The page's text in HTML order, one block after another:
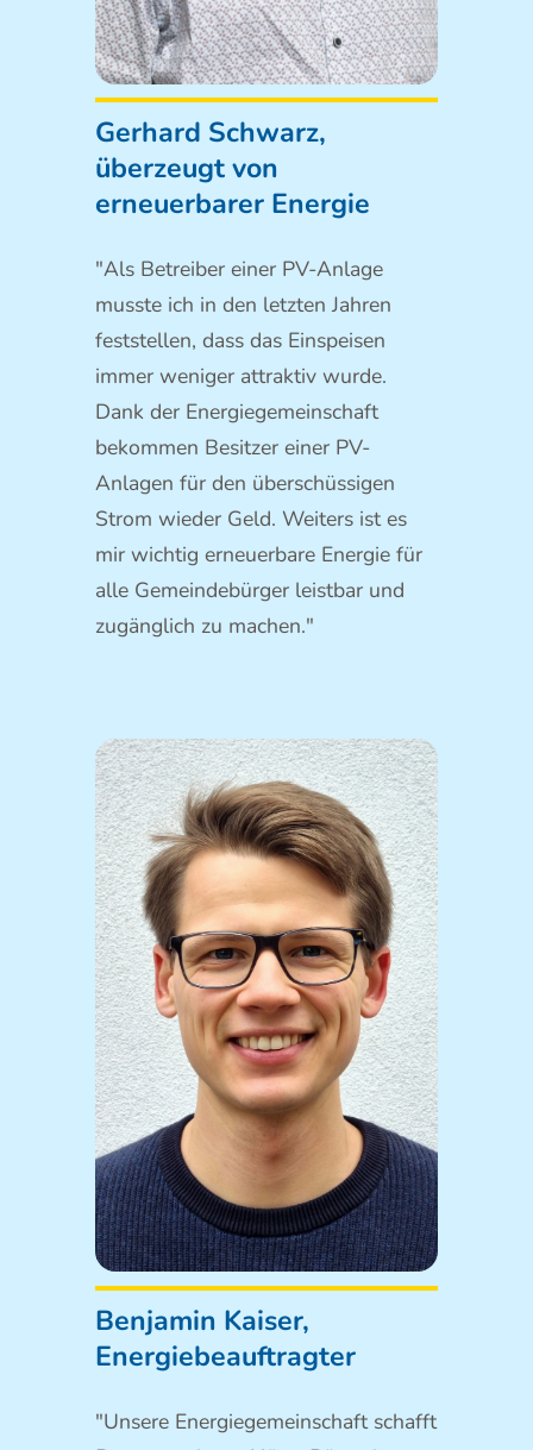
Gerhard Schwarz,
überzeugt von
erneuerbarer Energie
"Als Betreiber einer PV-Anlage
musste ich in den letzten Jahren
feststellen, dass das Einspeisen
immer weniger attraktiv wurde.
Dank der Energiegemeinschaft
bekommen Besitzer einer PV-
Anlagen für den überschüssigen
Strom wieder Geld. Weiters ist es
mir wichtig erneuerbare Energie für
alle Gemeindebürger leistbar und
zugänglich zu machen."
Benjamin Kaiser,
Energiebeauftragter
"Unsere Energiegemeinschaft schafft